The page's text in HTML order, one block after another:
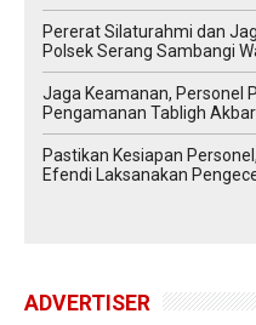
Pererat Silaturahmi dan
Polsek Serang Sambangi
Jaga Keamanan, Personel
Pengamanan Tabligh
Pastikan Kesiapan
Efendi Laksanakan
ADVERTISER